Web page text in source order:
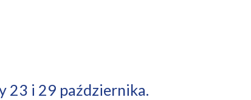
23 i 29 października.